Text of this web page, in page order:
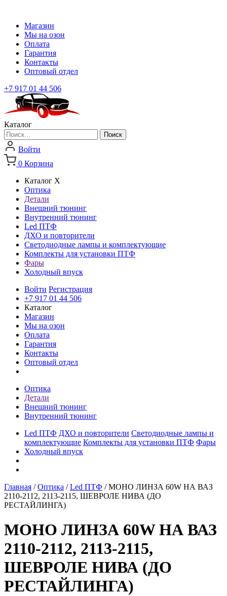
Магазин
Мы на озон
Оплата
Гарантия
Контакты
Оптовый отдел
+7 917 01 44 506
Каталог
Найти:
Войти
0 Корзина
Каталог X
Оптика
Детали
Внешний тюнинг
Внутренний тюнинг
Led ПТФ
ДХО и повторители
Светодиодные лампы и комплектующие
Комплекты для установки ПТФ
Фары
Холодный впуск
Войти Регистрация
+7 917 01 44 506
Каталог
Магазин
Мы на озон
Оплата
Гарантия
Контакты
Оптовый отдел
Оптика
Детали
Внешний тюнинг
Внутренний тюнинг
Led ПТФ ДХО и повторители Светодиодные лампы и
комплектующие Комплекты для установки ПТФ Фары
Холодный впуск
Главная /Оптика /Led ПТФ / МОНО ЛИНЗА 60W НА ВАЗ
2110-2112, 2113-2115, ШЕВРОЛЕ НИВА (ДО
РЕСТАЙЛИНГА)
МОНО ЛИНЗА 60W НА ВАЗ
2110-2112, 2113-2115,
ШЕВРОЛЕ НИВА (ДО
РЕСТАЙЛИНГА)